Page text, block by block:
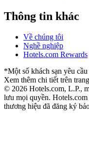
Thông tin khác
Về chúng tôi
Nghề nghiệp
Hotels.com Rewards
*Một số khách sạn yêu
Xem thêm chi tiết trên
© 2026 Hotels.com, L.P.,
lưu mọi quyền.
thương hiệu đã đăng ký